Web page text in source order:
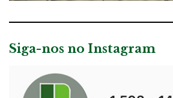
Siga-nos no Instagram